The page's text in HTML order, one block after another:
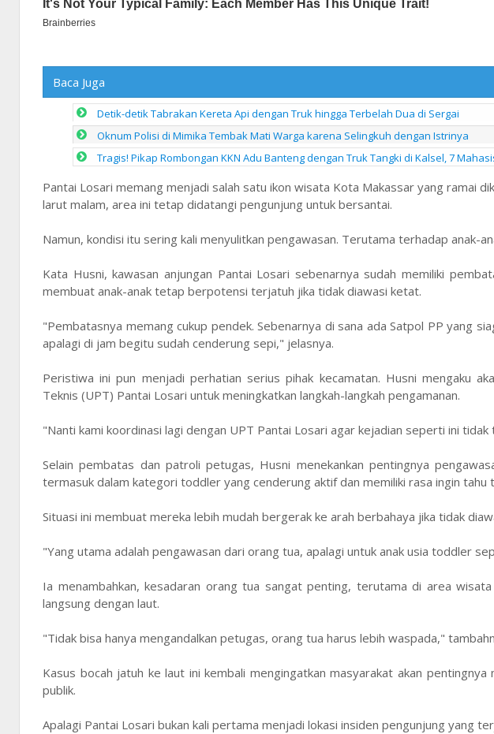
Baca Juga
Detik-detik Tabrakan Kereta Api dengan Truk hingga Terbelah Dua di Sergai
Oknum Polisi di Mimika Tembak Mati Warga karena Selingkuh dengan Istrinya
Tragis! Pikap Rombongan KKN Adu Banteng dengan Truk Tangki di Kalsel, 7
Pantai Losari memang menjadi salah satu ikon wisata Kota Makassar yang ramai
larut malam, area ini tetap didatangi pengunjung untuk bersantai.
Namun, kondisi itu sering kali menyulitkan pengawasan. Terutama terhadap anak-
Kata Husni, kawasan anjungan Pantai Losari sebenarnya sudah memiliki
membuat anak-anak tetap berpotensi terjatuh jika tidak diawasi ketat.
"Pembatasnya memang cukup pendek. Sebenarnya di sana ada Satpol PP yang
apalagi di jam begitu sudah cenderung sepi," jelasnya.
Peristiwa ini pun menjadi perhatian serius pihak kecamatan. Husni mengaku
Teknis (UPT) Pantai Losari untuk meningkatkan langkah-langkah pengamanan.
"Nanti kami koordinasi lagi dengan UPT Pantai Losari agar kejadian seperti ini tidak
Selain pembatas dan patroli petugas, Husni menekankan pentingnya
termasuk dalam kategori toddler yang cenderung aktif dan memiliki rasa ingin tahu
Situasi ini membuat mereka lebih mudah bergerak ke arah berbahaya jika tidak
"Yang utama adalah pengawasan dari orang tua, apalagi untuk anak usia toddler
Ia menambahkan, kesadaran orang tua sangat penting, terutama di area
langsung dengan laut.
"Tidak bisa hanya mengandalkan petugas, orang tua harus lebih waspada,"
Kasus bocah jatuh ke laut ini kembali mengingatkan masyarakat akan
publik.
Apalagi Pantai Losari bukan kali pertama menjadi lokasi insiden pengunjung yang